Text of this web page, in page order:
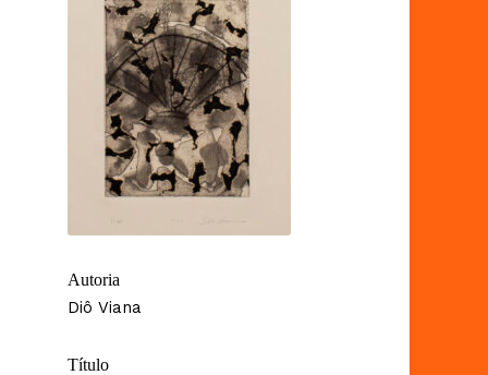
Autoria
Diô Viana
Título